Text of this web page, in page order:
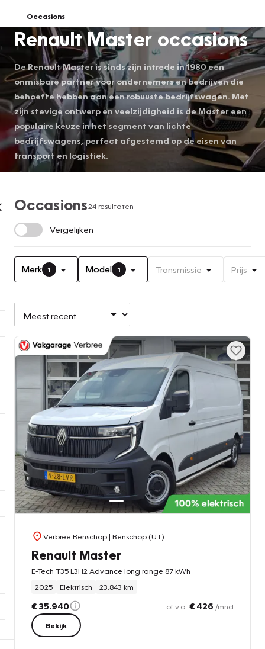
Occasions
Renault Master occasions
De Renault Master is sinds zijn intrede in 1980 een
onmisbare partner voor ondernemers en bedrijven die
behoefte hebben aan een robuuste bedrijfswagen. Met
zijn stevige ontwerp en veelzijdigheid is de Master een
populaire keuze in het segment van lichte
bedrijfswagens, perfect afgestemd op de eisen van
transport en logistiek.
Occasions24 resultaten
Vergelijken
Merk 1 Model 1 Transmissie Prijs
Verbree Benschop| Benschop (UT)
Renault Master
E-Tech T35 L3H2 Advance long range 87 kWh
2025
Elektrisch 23.843 km
€ 35.940 of v.a. € 426 /mnd
Bekijk